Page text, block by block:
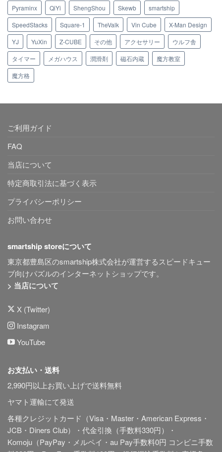
Pyraminx
QiYi ShengShou Skewb
smartship
SpeedStacks
Square-1 TheValk Vin Cube
X-Man Design
YJ
YuXin Z-CUBE その他 アクセサリー
ウルフ舎
タイマー
メガハウス 潤滑剤 磁石内蔵
魔方教室
魔方格
ご利用ガイド
FAQ
当店について
特定商取引法に基づく表示
プライバシーポリシー
お問い合わせ
smartship storeについて
東京都豊島区のsmartship株式会社が運営するスピードキュー
ブ向けパズルのインターネットショップです。
> 当店について
X (Twitter)
Instagram
YouTube
お支払い・送料
2,990円以上お買い上げで送料無料
ヤマト運輸にて発送
各種クレジットカード（Visa・Master・American Express・
JCB・Diners Club）・代金引換（手数料330円）・
Komoju（PayPay・メルペイ・au Pay手数料0円 コンビニ手数